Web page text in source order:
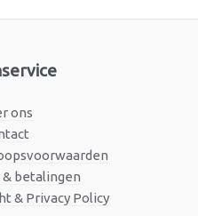
ons
betalingen
& Privacy Policy